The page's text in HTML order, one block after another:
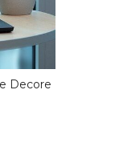
Decore